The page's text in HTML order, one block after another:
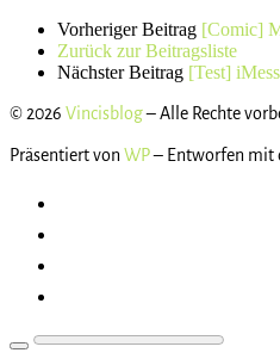
Vorheriger Beitrag [Comic]
Zurück zur Beitragsliste
Nächster Beitrag [Test]
© 2026 Vincisblog– Alle Rechte
Präsentiert von WP– Entworfen mit